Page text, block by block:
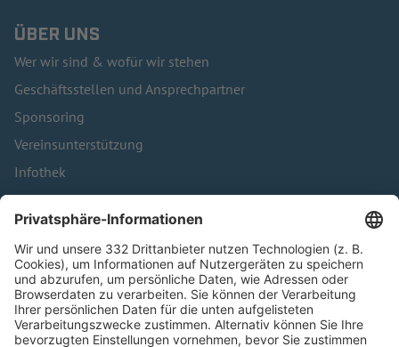
ÜBER UNS
Wer wir sind & wofür wir stehen
Geschäftsstellen und Ansprechpartner
Sponsoring
Vereinsunterstützung
Infothek
Kontakt
HÄUFIG BESUCHTE SEITEN
Pässe und Vereinswechsel
Trainerausbildung
Schulungsangebot Vereinsmitarbeiter